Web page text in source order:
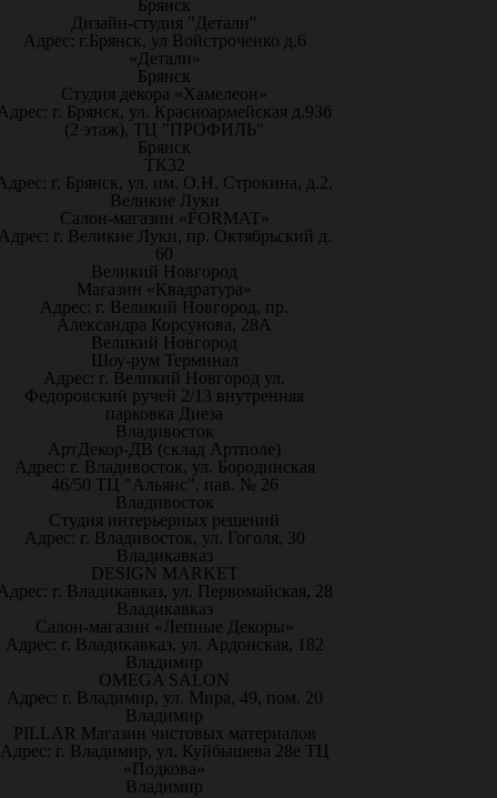
Брянск
Дизайн-студия "Детали"
Адрес: г.Брянск, ул Войстроченко д.6
«Детали»
Брянск
Студия декора «Хамелеон»
г. Брянск, ул. Красноармейская д.93б
(2 этаж), ТЦ "ПРОФИЛЬ"
Брянск
ТК32
г. Брянск, ул. им. О.Н. Строкина, д.2.
Великие Луки
Салон-магазин «FORMAT»
г. Великие Луки, пр. Октябрьский д.
60
Великий Новгород
Магазин «Квадратура»
Адрес: г. Великий Новгород, пр.
Александра Корсунова, 28А
Великий Новгород
Шоу-рум Терминал
Адрес: г. Великий Новгород ул.
Федоровский ручей 2/13 внутренняя
парковка Диеза
Владивосток
АртДекор-ДВ (склад Артполе)
Адрес: г. Владивосток, ул. Бородинская
46/50 ТЦ "Альянс", пав. № 26
Владивосток
Студия интерьерных решений
Адрес: г. Владивосток, ул. Гоголя, 30
Владикавказ
DESIGN MARKET
г. Владикавказ, ул. Первомайская, 28
Владикавказ
Салон-магазин «Лепные Декоры»
Адрес: г. Владикавказ, ул. Ардонская, 182
Владимир
OMEGA SALON
Адрес: г. Владимир, ул. Мира, 49, пом. 20
Владимир
PILLAR Магазин чистовых материалов
Адрес: г. Владимир, ул. Куйбышева 28е ТЦ
«Подкова»
Владимир